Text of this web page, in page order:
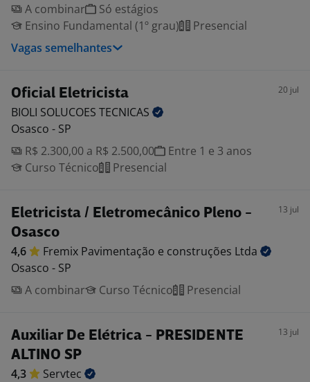
A combinar
Só estágios
Ensino Fundamental (1º grau)
Presencial
Vagas semelhantes
Oficial Eletricista 20 jul
BIOLI SOLUCOES TECNICAS
Osasco - SP
R$ 2.300,00 a R$ 2.500,00
Entre 1 e 3 anos
Curso Técnico
Presencial
Eletricista / Eletromecânico Pleno -
Osasco
13 jul
4,6 Fremix Pavimentação e construções Ltda
Osasco - SP
A combinar
Curso Técnico Presencial
Auxiliar De Elétrica - PRESIDENTE
ALTINO SP
13 jul
4,3
Servtec